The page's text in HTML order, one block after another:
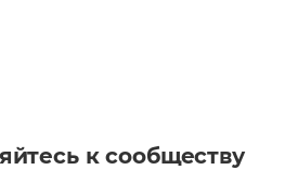
к сообществу